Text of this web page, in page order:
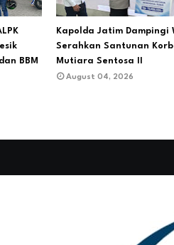
BBM
Kapolda Jatim Dampingi
Serahkan Santunan
Mutiara Sentosa II
August 04, 2026